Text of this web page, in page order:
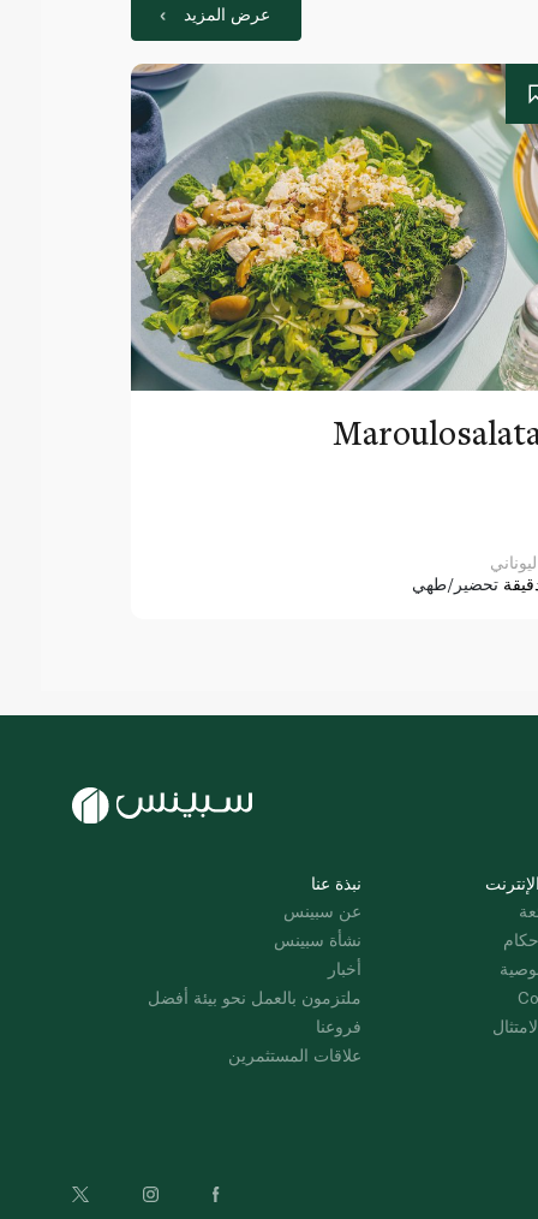
عرض المزيد
تحضير/طهي
نبذة عنا
عن سبينس
نشأة سبينس
أخبار
ملتزمون بالعمل نحو بيئة أفضل
فروعنا
علاقات المستثمرين